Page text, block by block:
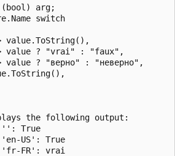
arg;
switch
value.ToString(),
value ? "vrai" : "faux",
value ? "верно" : "неверно",
the following output:
True
US': True
FR': vrai